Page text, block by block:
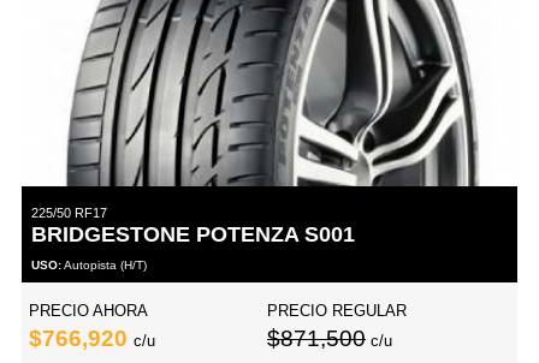
225/50 RF17
BRIDGESTONE POTENZA S001
USO:Autopista (H/T)
PRECIO AHORA
$766,920 c/u
PRECIO REGULAR
$871,500 c/u